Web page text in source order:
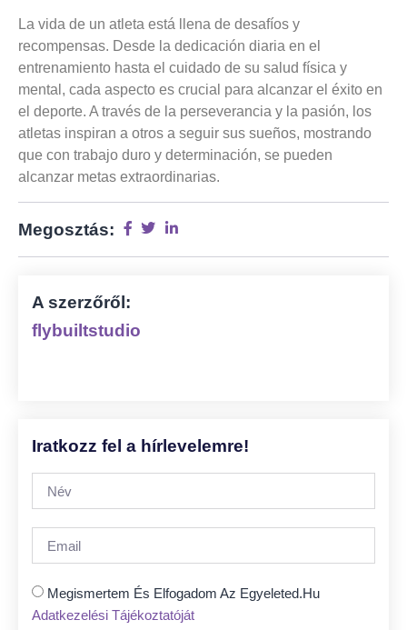
La vida de un atleta está llena de desafíos y
recompensas. Desde la dedicación diaria en el
entrenamiento hasta el cuidado de su salud física y
mental, cada aspecto es crucial para alcanzar el éxito en
el deporte. A través de la perseverancia y la pasión, los
atletas inspiran a otros a seguir sus sueños, mostrando
que con trabajo duro y determinación, se pueden
alcanzar metas extraordinarias.
Megosztás:
A szerzőről:
flybuiltstudio
Iratkozz fel a hírlevelemre!
Megismertem És Elfogadom Az Egyeleted.hu
Adatkezelési Tájékoztatóját